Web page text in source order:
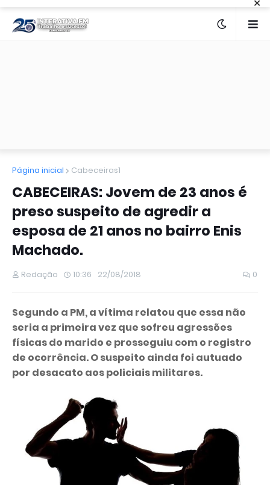
Página inicial Cabeceiras1
CABECEIRAS: Jovem de 23 anos é
preso suspeito de agredir a
esposa de 21 anos no bairro Enis
Machado.
Redação 10:36 22/08/2018 0
Segundo a PM, a vítima relatou que essa não
seria a primeira vez que sofreu agressões
físicas do marido e prosseguiu com o registro
de ocorrência. O suspeito ainda foi autuado
por desacato aos policiais militares.